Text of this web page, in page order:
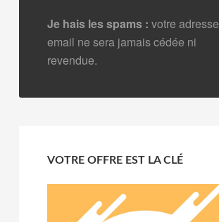
Je hais les spams : votre adresse
email ne sera jamais cédée ni
revendue.
VOTRE OFFRE EST LA CLÉ